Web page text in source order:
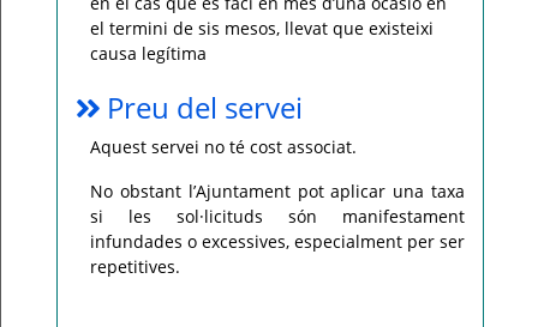
el termini de sis mesos, llevat que existeixi
causa legítima
Preu del servei
Aquest servei no té cost associat.
No obstant l’Ajuntament pot aplicar una taxa
si les sol·licituds són manifestament
infundades o excessives, especialment per ser
repetitives.